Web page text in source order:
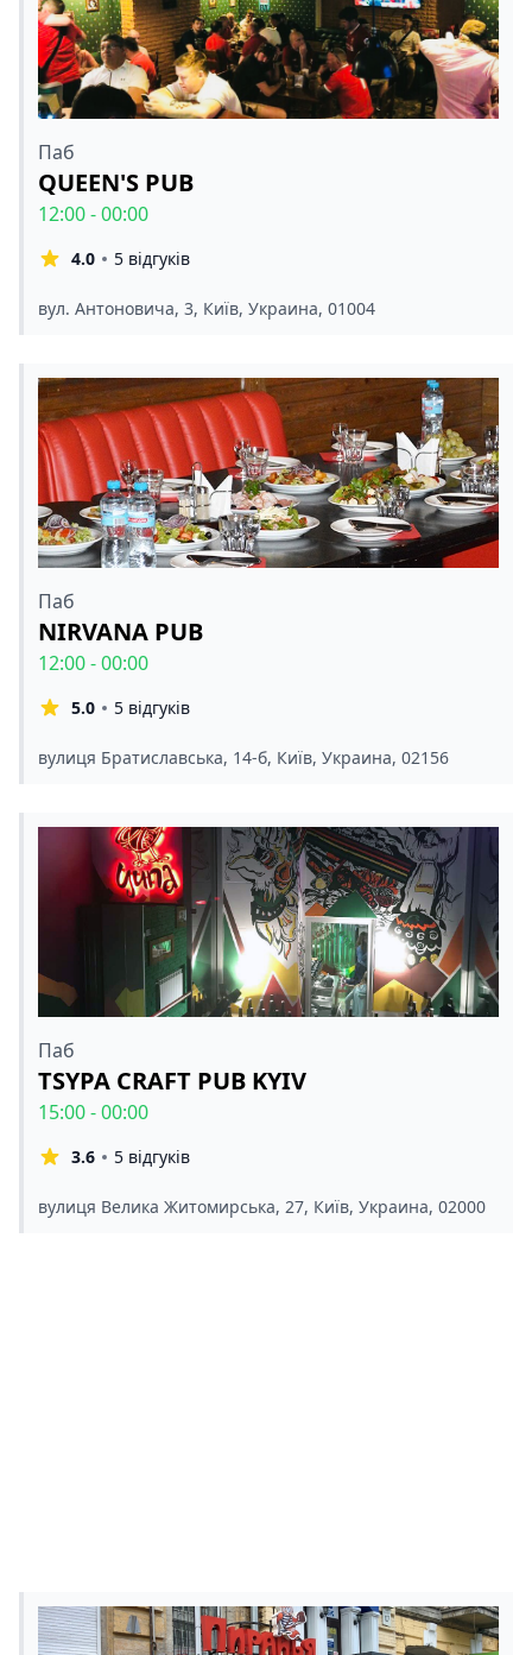
Паб
QUEEN'S PUB
12:00 - 00:00
4.0 5 відгуків
вул. Антоновича, 3, Київ, Украина, 01004
Паб
NIRVANA PUB
12:00 - 00:00
5.0 5 відгуків
вулиця Братиславська, 14-б, Київ, Украина, 02156
Паб
TSYPA CRAFT PUB KYIV
15:00 - 00:00
3.6 5 відгуків
вулиця Велика Житомирська, 27, Київ, Украина, 02000